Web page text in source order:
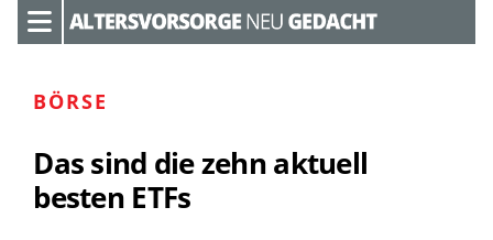
BÖRSE
Das sind die zehn aktuell
besten ETFs